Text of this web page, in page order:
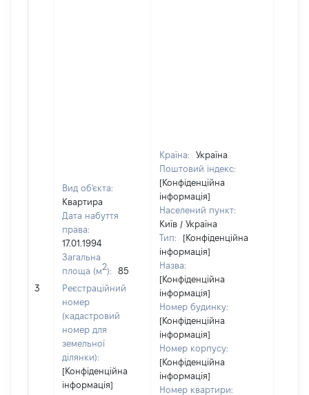
3
Вид об'єкта:
Квартира
Дата набуття
права:
17.01.1994
Загальна
площа (м2):
85
Реєстраційний
номер
(кадастровий
номер для
земельної
ділянки):
[Конфіденційна
інформація]
Країна:
Україна
Поштовий індекс:
[Конфіденційна
інформація]
Населений пункт:
Київ / Україна
Тип:
[Конфіденційна
інформація]
Назва:
[Конфіденційна
інформація]
Номер будинку:
[Конфіденційна
інформація]
Номер корпусу:
[Конфіденційна
інформація]
Номер квартири: